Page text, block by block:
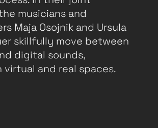
musicians and
Maja Osojnik and Ursula
skillfully move between
digital sounds,
and real spaces.